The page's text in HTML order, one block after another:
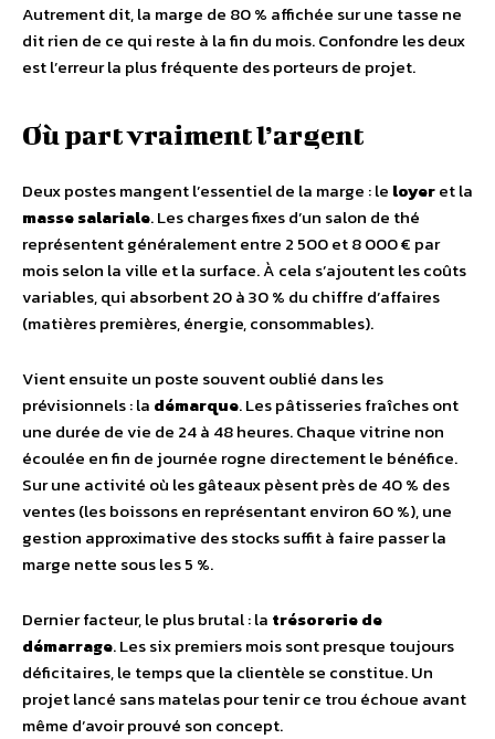
Autrement dit, la marge de 80 % affichée sur une tasse ne
dit rien de ce qui reste à la fin du mois. Confondre les deux
est l’erreur la plus fréquente des porteurs de projet.
Où part vraiment l’argent
Deux postes mangent l’essentiel de la marge : le loyeret la
masse salariale. Les charges fixes d’un salon de thé
représentent généralement entre 2 500 et 8 000 € par
mois selon la ville et la surface. À cela s’ajoutent les coûts
variables, qui absorbent 20 à 30 % du chiffre d’affaires
(matières premières, énergie, consommables).
Vient ensuite un poste souvent oublié dans les
prévisionnels : la démarque. Les pâtisseries fraîches ont
une durée de vie de 24 à 48 heures. Chaque vitrine non
écoulée en fin de journée rogne directement le bénéfice.
Sur une activité où les gâteaux pèsent près de 40 % des
ventes (les boissons en représentant environ 60 %), une
gestion approximative des stocks suffit à faire passer la
marge nette sous les 5 %.
Dernier facteur, le plus brutal : la trésorerie de
démarrage. Les six premiers mois sont presque toujours
déficitaires, le temps que la clientèle se constitue. Un
projet lancé sans matelas pour tenir ce trou échoue avant
même d’avoir prouvé son concept.